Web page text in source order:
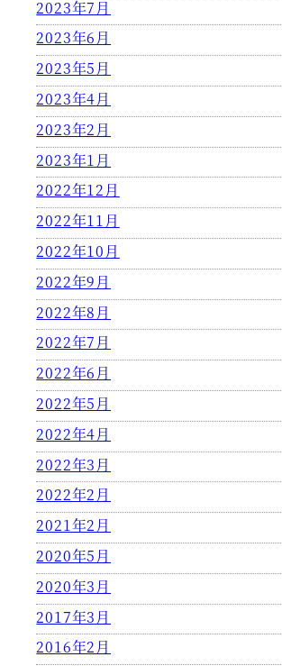
2023年7月
2023年6月
2023年5月
2023年4月
2023年2月
2023年1月
2022年12月
2022年11月
2022年10月
2022年9月
2022年8月
2022年7月
2022年6月
2022年5月
2022年4月
2022年3月
2022年2月
2021年2月
2020年5月
2020年3月
2017年3月
2016年2月